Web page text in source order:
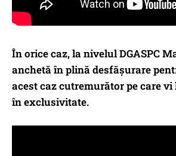
În orice caz, la nivelul DGASPC
anchetă în plină desfășurare
acest caz cutremurător pe care
în exclusivitate.